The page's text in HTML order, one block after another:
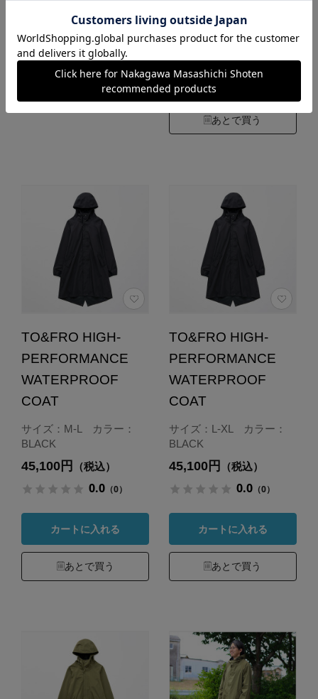
カートに入れる
あとで買う
45,100円（税込）
0.0 （0）
あとで買う
TO&FRO HIGH-
PERFORMANCE
WATERPROOF
COAT
サイズ：M-L カラー：
BLACK
45,100円 （税込）
0.0（0）
カートに入れる
あとで買う
TO&FRO HIGH-
PERFORMANCE
WATERPROOF
COAT
サイズ：L-XL カラー：
BLACK
45,100円 （税込）
0.0（0）
カートに入れる
あとで買う